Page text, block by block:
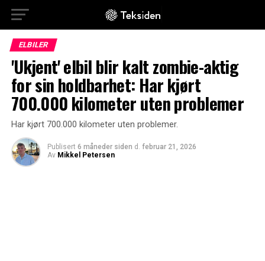
ELBILER
'Ukjent' elbil blir kalt zombie-aktig
for sin holdbarhet: Har kjørt
700.000 kilometer uten problemer
Har kjørt 700.000 kilometer uten problemer.
Publisert 6 måneder siden d. februar 21, 2026
Av Mikkel Petersen